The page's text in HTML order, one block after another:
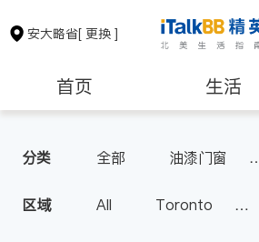
安大略省[ 更换 ]
首页 生活
保险理财 房地产租售
分类 全部
油漆门窗
地板建材
水电冷暖
区域 All
Toronto